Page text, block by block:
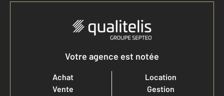
Votre agence est notée
Achat
Vente
Location
Gestion